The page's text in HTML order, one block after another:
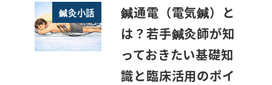
鍼灸小話
鍼通電（電気鍼）と
は？若手鍼灸師が知
っておきたい基礎知
識と臨床活用のポイ